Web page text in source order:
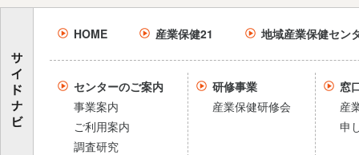
HOME 産業保健21 地域産業保健セン
センターのご案内
事業案内
ご利用案内
調査研究
研修事業
産業保健研修会
窓
産
申